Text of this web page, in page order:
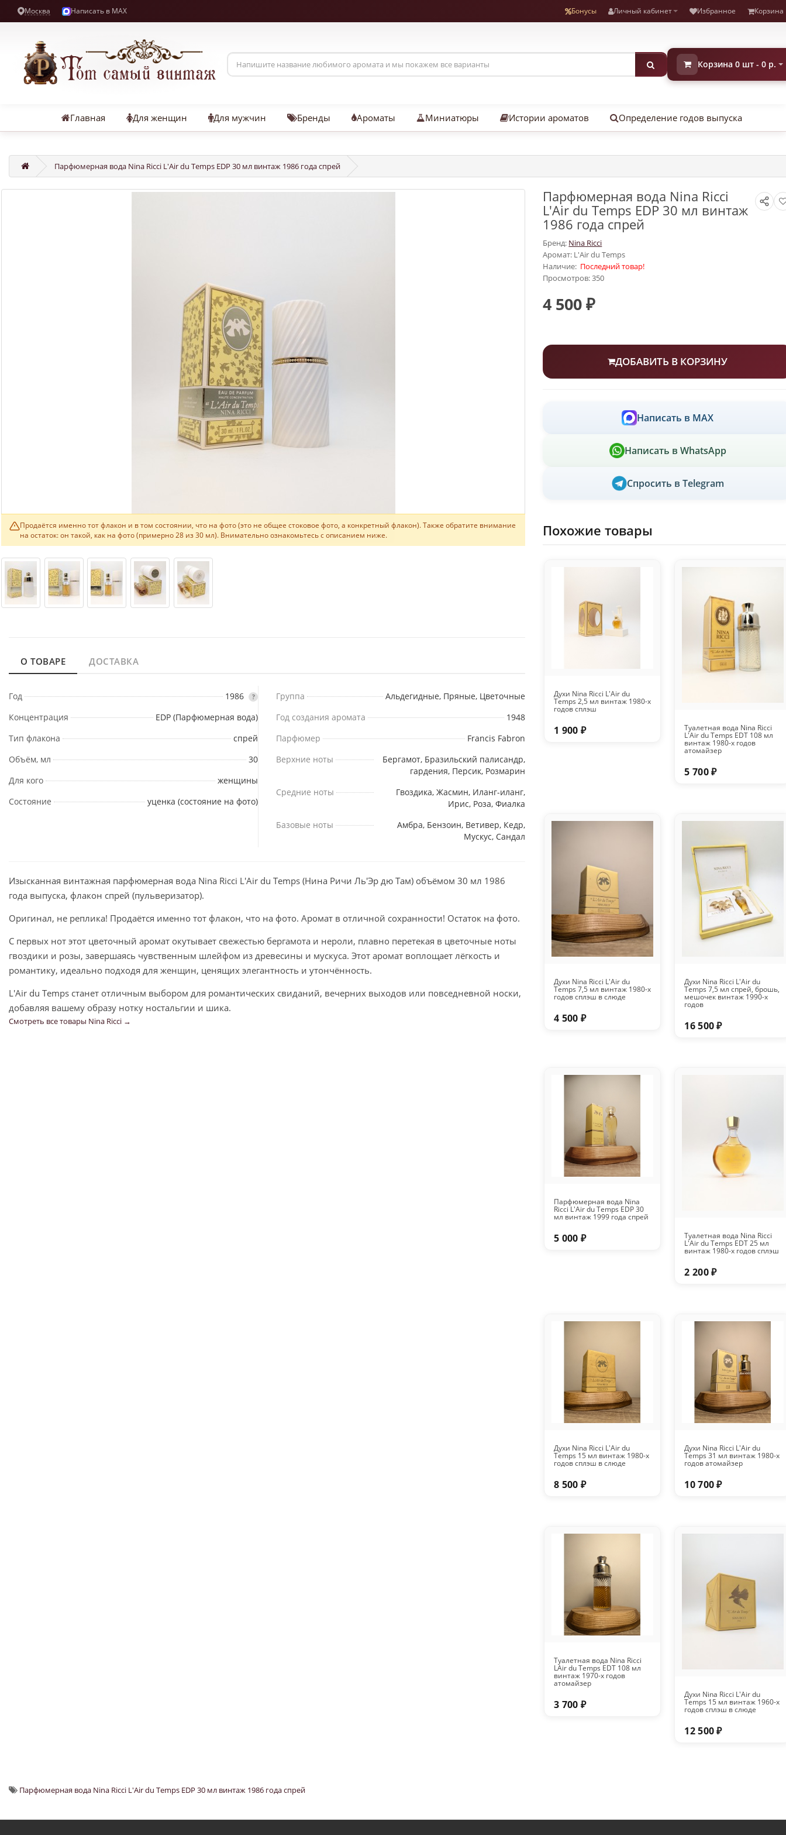
Москва Написать в MAX Бонусы Личный кабинет Избранное Корзина
Корзина 0 шт - 0 р.
Главная Для женщин Для мужчин Бренды Ароматы Миниатюры Истории ароматов Определение годов выпуска
Парфюмерная вода Nina Ricci L'Air du Temps EDP 30 мл винтаж 1986 года спрей
Продаётся именно тот флакон и в том состоянии, что на фото (это не общее стоковое фото, а конкретный флакон). Также обратите внимание
на остаток: он такой, как на фото (примерно 28 из 30 мл). Внимательно ознакомьтесь с описанием ниже.
О ТОВАРЕ ДОСТАВКА
Год 1986 ?
Концентрация
EDP (Парфюмерная вода)
Тип флакона
спрей
Объём, мл
30
Для кого
женщины
Состояние
уценка (состояние на фото)
Группа
Альдегидные, Пряные, Цветочные
Год создания аромата
1948
Парфюмер
Francis Fabron
Верхние ноты
Бергамот, Бразильский палисандр,
гардения, Персик, Розмарин
Средние ноты
Гвоздика, Жасмин, Иланг-иланг,
Ирис, Роза, Фиалка
Базовые ноты
Амбра, Бензоин, Ветивер, Кедр,
Мускус, Сандал
Изысканная винтажная парфюмерная вода Nina Ricci L'Air du Temps (Нина Ричи Ль'Эр дю Там) объёмом 30 мл 1986
года выпуска, флакон спрей (пульверизатор).
Оригинал, не реплика! Продаётся именно тот флакон, что на фото. Аромат в отличной сохранности! Остаток на фото.
С первых нот этот цветочный аромат окутывает свежестью бергамота и нероли, плавно перетекая в цветочные ноты
гвоздики и розы, завершаясь чувственным шлейфом из древесины и мускуса. Этот аромат воплощает лёгкость и
романтику, идеально подходя для женщин, ценящих элегантность и утончённость.
L'Air du Temps станет отличным выбором для романтических свиданий, вечерних выходов или повседневной носки,
добавляя вашему образу нотку ностальгии и шика.
Смотреть все товары Nina Ricci →
Парфюмерная вода Nina Ricci
L'Air du Temps EDP 30 мл винтаж
1986 года спрей
Бренд: Nina Ricci
Аромат: L'Air du Temps
Наличие: Последний товар!
Просмотров: 350
4 500 ₽
ДОБАВИТЬ В КОРЗИНУ
Написать в MAX
Написать в WhatsApp
Спросить в Telegram
Похожие товары
Духи Nina Ricci L'Air du
Temps 2,5 мл винтаж 1980-х
годов сплэш
1 900 ₽ Туалетная вода Nina Ricci
L'Air du Temps EDT 108 мл
винтаж 1980-х годов
атомайзер
5 700 ₽
Духи Nina Ricci L'Air du
Temps 7,5 мл винтаж 1980-х
годов сплэш в слюде
4 500 ₽
Духи Nina Ricci L'Air du
Temps 7,5 мл спрей, брошь,
мешочек винтаж 1990-х
годов
16 500 ₽
Парфюмерная вода Nina
Ricci L'Air du Temps EDP 30
мл винтаж 1999 года спрей
5 000 ₽ Туалетная вода Nina Ricci
L'Air du Temps EDT 25 мл
винтаж 1980-х годов сплэш
2 200 ₽
Духи Nina Ricci L'Air du
Temps 15 мл винтаж 1980-х
годов сплэш в слюде
8 500 ₽
Духи Nina Ricci L'Air du
Temps 31 мл винтаж 1980-х
годов атомайзер
10 700 ₽
Туалетная вода Nina Ricci
LAir du Temps EDT 108 мл
винтаж 1970-х годов
атомайзер
3 700 ₽
Духи Nina Ricci L'Air du
Temps 15 мл винтаж 1960-х
годов сплэш в слюде
12 500 ₽
Парфюмерная вода Nina Ricci L'Air du Temps EDP 30 мл винтаж 1986 года спрей